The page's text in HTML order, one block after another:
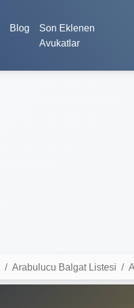
Blog
Son Eklenen
Avukatlar
Arabulucu Balgat Listesi